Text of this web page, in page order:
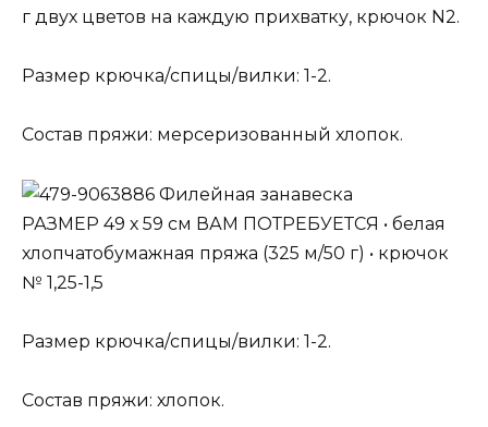
г двух цветов на каждую прихватку, крючок N2.
Размер крючка/спицы/вилки: 1-2.
Состав пряжи: мерсеризованный хлопок.
Филейная занавеска
РАЗМЕР 49 х 59 см ВАМ ПОТРЕБУЕТСЯ • белая
хлопчатобумажная пряжа (325 м/50 г) • крючок
№ 1,25-1,5
Размер крючка/спицы/вилки: 1-2.
Состав пряжи: хлопок.